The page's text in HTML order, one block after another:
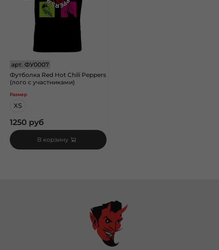
арт. ФУ0007
Футболка Red Hot Chili Peppers
(лого с участниками)
Размер
XS
1250 руб
В корзину